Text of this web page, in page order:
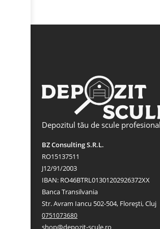
Depozitul tău de scule
BZ Consulting S.R.L.
RO15137511
J12/91/2003
IBAN: RO46BTRL01301202926372XX
Banca Transilvania
Str. Avram Iancu 502-504, Florești, Cluj
0751073680
shop@depozit-scule.ro